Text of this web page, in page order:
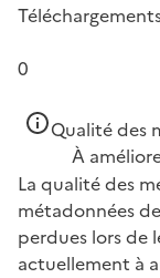
0
Qualité des
À
La qualité des
métadonnées
perdues lors de
actuellement à